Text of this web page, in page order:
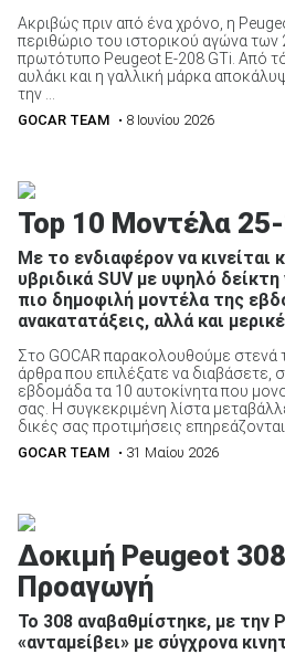
Ακριβώς πριν από ένα χρόνο, η
περιθώριο του ιστορικού αγώνα
πρωτότυπο Peugeot E-208 GTi. Από
αυλάκι και η γαλλική μάρκα
την ...
GOCAR TEAM • 8 Ιουνίου 2026
Top 10 Μοντέλα
Με το ενδιαφέρον να κινείται
υβριδικά SUV με υψηλό
πιο δημοφιλή μοντέλα της
ανακατατάξεις, αλλά και
Στο GOCAR παρακολουθούμε στενά
άρθρα που επιλέξατε να διαβάσετε,
εβδομάδα τα 10 αυτοκίνητα που
σας. Η συγκεκριμένη λίστα
δικές σας προτιμήσεις επηρεάζονται
GOCAR TEAM • 31 Μαίου 2026
Δοκιμή Peugeot
Προαγωγή
Το 308 αναβαθμίστηκε, με την
«ανταμείβει» με σύγχρονα